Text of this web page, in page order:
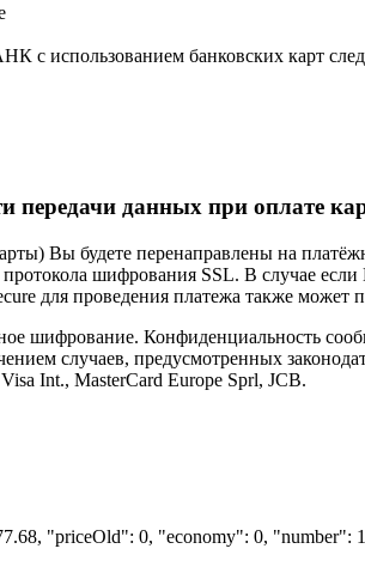
с использованием банковских карт
передачи данных при оплате
Вы будете перенаправлены на
шифрования SSL. В случае
для проведения платежа также может
шифрование. Конфиденциальность
случаев, предусмотренных
Int., MasterCard Europe Sprl, JCB.
"priceOld": 0, "economy": 0, "number":